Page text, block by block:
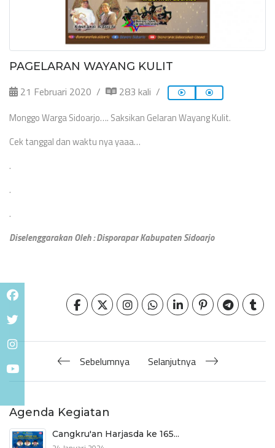
PAGELARAN WAYANG KULIT
21 Februari 2020 283 kali
Monggo Warga Sidoarjo…. Saksikan Gelaran Wayang Kulit.
Cek tanggal dan waktu nya yaaa…
.
.
.
Diselenggarakan Oleh : Disporapar Kabupaten Sidoarjo
Sebelumnya Selanjutnya
Agenda Kegiatan
Cangkru'an Harjasda ke 165...